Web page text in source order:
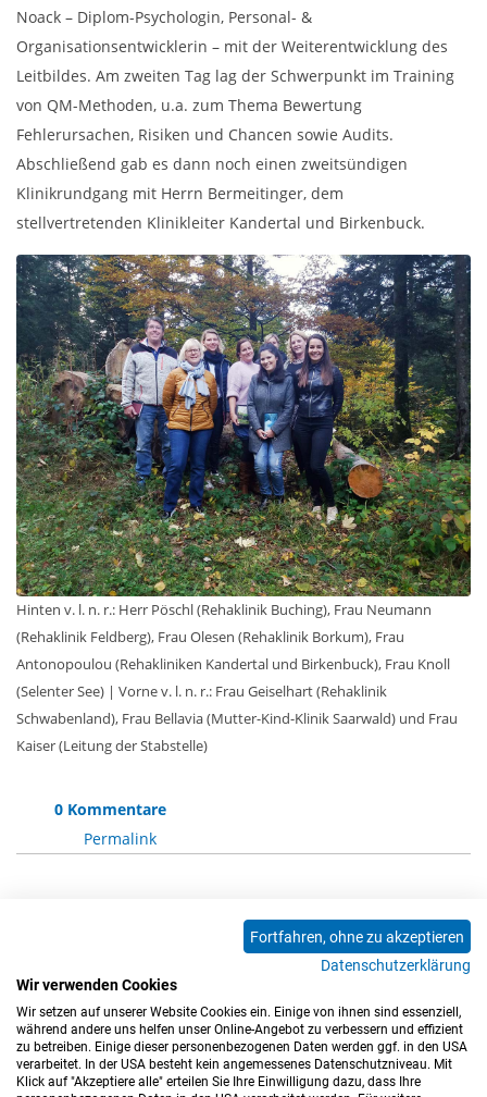
Noack – Diplom-Psychologin, Personal- &
Organisationsentwicklerin – mit der Weiterentwicklung des
Leitbildes. Am zweiten Tag lag der Schwerpunkt im Training
von QM-Methoden, u.a. zum Thema Bewertung
Fehlerursachen, Risiken und Chancen sowie Audits.
Abschließend gab es dann noch einen zweitsündigen
Klinikrundgang mit Herrn Bermeitinger, dem
stellvertretenden Klinikleiter Kandertal und Birkenbuck.
Hinten v. l. n. r.: Herr Pöschl (Rehaklinik Buching), Frau Neumann
(Rehaklinik Feldberg), Frau Olesen (Rehaklinik Borkum), Frau
Antonopoulou (Rehakliniken Kandertal und Birkenbuck), Frau Knoll
(Selenter See) | Vorne v. l. n. r.: Frau Geiselhart (Rehaklinik
Schwabenland), Frau Bellavia (Mutter-Kind-Klinik Saarwald) und Frau
Kaiser (Leitung der Stabstelle)
0 Kommentare
Permalink
Die Kommentarfunktion ist für diesen Artikel
0 Kommentare
Fortfahren, ohne zu akzeptieren
Datenschutzerklärung
Wir verwenden Cookies
Wir setzen auf unserer Website Cookies ein. Einige von ihnen sind essenziell,
während andere uns helfen unser Online-Angebot zu verbessern und effizient
zu betreiben. Einige dieser personenbezogenen Daten werden ggf. in den USA
verarbeitet. In der USA besteht kein angemessenes Datenschutzniveau. Mit
Klick auf "Akzeptiere alle" erteilen Sie Ihre Einwilligung dazu, dass Ihre